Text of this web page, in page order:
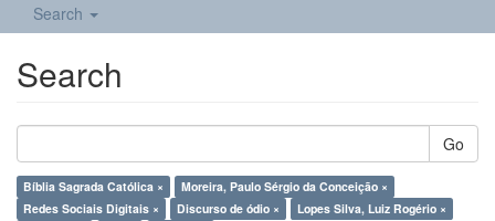
Search
Search
Go
Bíblia Sagrada Católica ×
Moreira, Paulo Sérgio da Conceição ×
Redes Sociais Digitais ×
Discurso de ódio ×
Lopes Silva, Luiz Rogério ×